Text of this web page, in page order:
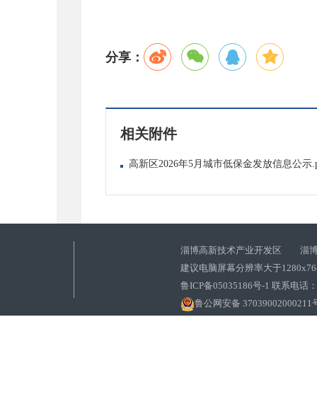
分享：
相关附件
高新区2026年5月城市低保金发放信息公示
淄博高新技术产业开发区 淄博
建议电脑屏幕分辨率大于
鲁ICP备05035186号-1 联系电话
鲁公网安备 37039002000211